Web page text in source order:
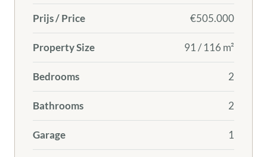
Prijs / Price €505.000
Property Size 91 / 116 m²
Bedrooms 2
Bathrooms 2
Garage 1